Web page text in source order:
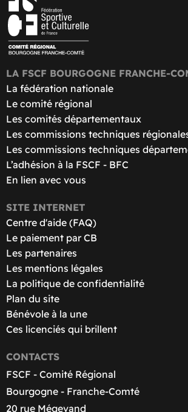
LA FSCF BOURGOGNE FRANCHE-
La fédération nationale
Le comité régional
Les comités départementaux
Les commissions techniques
Les commissions techniques
L’adhésion à la FSCF - BFC
En lien avec vous
SITE INTERNET
Centre d'aide (FAQ)
Le paiement par CB
Les partenaires
Les mentions légales
La politique de confidentialité
Plan du site
Bénévole à la une
Ces licenciés qui brillent
CONTACTS
FSCF - Comité Régional
Bourgogne - Franche-Comté
20 rue Mégevand